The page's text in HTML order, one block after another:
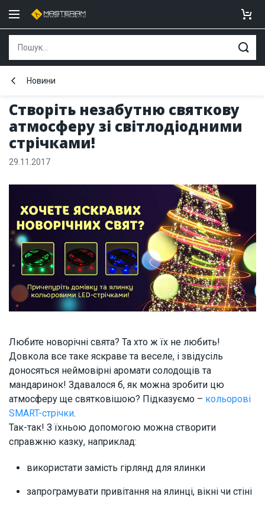
Створіть незабутню святкову
атмосферу зі світлодіодними
стрічками!
Новини
29.11.2017
Любите новорічні свята? Та хто ж їх не любить!
Довкола все таке яскраве та веселе, і звідусіль
доносяться неймовірні аромати солодощів та
мандаринок! Здавалося б, як можна зробити цю
атмосферу ще святковішою? Підказуємо – кольорові
SMART-стрічки.
Так-так! З їхньою допомогою можна створити
справжню казку, наприклад:
використати замість гірлянд для ялинки
запрограмувати привітання на ялинці, вікні чи стіні